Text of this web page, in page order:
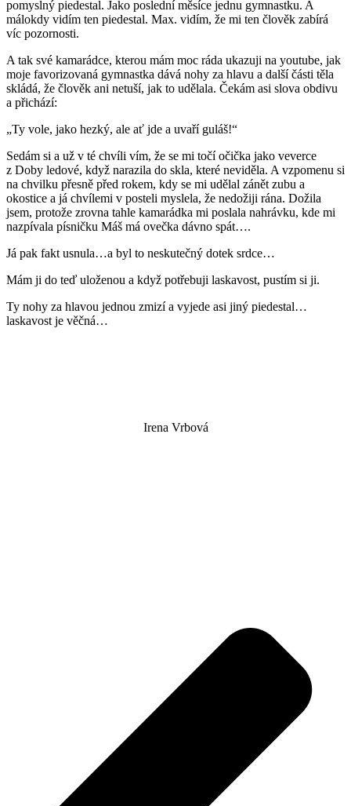
pomyslný piedestal. Jako poslední měsíce jednu gymnastku. A
málokdy vidím ten piedestal. Max. vidím, že mi ten člověk zabírá
víc pozornosti.
A tak své kamarádce, kterou mám moc ráda ukazuji na youtube, jak
moje favorizovaná gymnastka dává nohy za hlavu a další části těla
skládá, že člověk ani netuší, jak to udělala. Čekám asi slova obdivu
a přichází:
„Ty vole, jako hezký, ale ať jde a uvaří guláš!“
Sedám si a už v té chvíli vím, že se mi točí očička jako veverce
z Doby ledové, když narazila do skla, které neviděla. A vzpomenu si
na chvilku přesně před rokem, kdy se mi udělal zánět zubu a
okostice a já chvílemi v posteli myslela, že nedožiji rána. Dožila
jsem, protože zrovna tahle kamarádka mi poslala nahrávku, kde mi
nazpívala písničku Máš má ovečka dávno spát….
Já pak fakt usnula…a byl to neskutečný dotek srdce…
Mám ji do teď uloženou a když potřebuji laskavost, pustím si ji.
Ty nohy za hlavou jednou zmizí a vyjede asi jiný piedestal…
laskavost je věčná…
Irena Vrbová